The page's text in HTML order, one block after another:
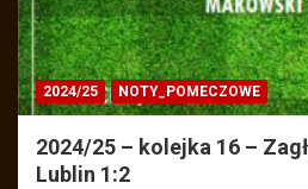
2024/25 NOTY_POMECZOWE
2024/25 – kolejka 16 –
Lublin 1:2